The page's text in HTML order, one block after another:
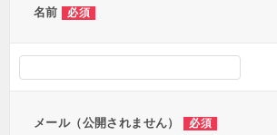
名前 必須
メール（公開されません） 必須